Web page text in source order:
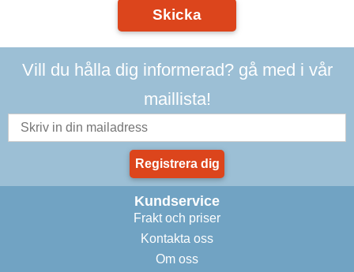
Skicka
Vill du hålla dig informerad? gå med i vår
maillista!
Registrera dig
Kundservice
Frakt och priser
Kontakta oss
Om oss